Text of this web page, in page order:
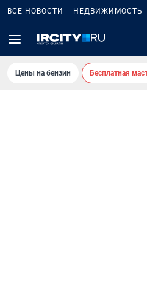
ВСЕ НОВОСТИ НЕДВИЖИМОСТЬ
Цены на бензин Бесплатная